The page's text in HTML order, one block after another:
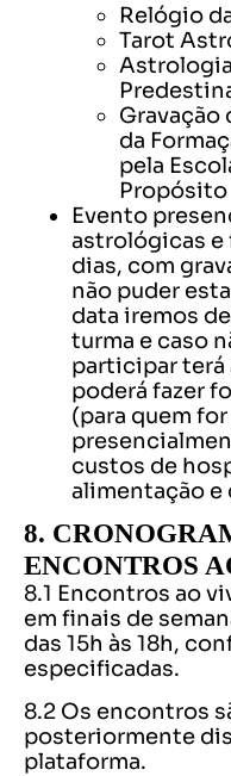
Relógio
Tarot
Gravação
da
pela
Propósito
Evento
astrológicas e
dias, com
não puder
data iremos
turma e caso
participar terá
poderá fazer
(para quem
custos de
alimentação e
8.
ENCONTROS
8.1 Encontros ao
em finais de
das 15h às 18h,
especificadas.
8.2 Os encontros
posteriormente
plataforma.